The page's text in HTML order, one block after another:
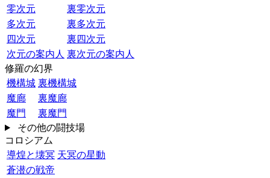
零次元
裏零次元
多次元
裏多次元
四次元
裏四次元
次元の案内人 裏次元の案内人
修羅の幻界
機構城 裏機構城
魔廊
裏魔廊
魔門
裏魔門
その他の闘技場
コロシアム
導煌と壊冥 天冥の星動
蒼潜の戦帝